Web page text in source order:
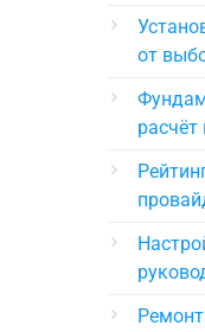
от
расчёт